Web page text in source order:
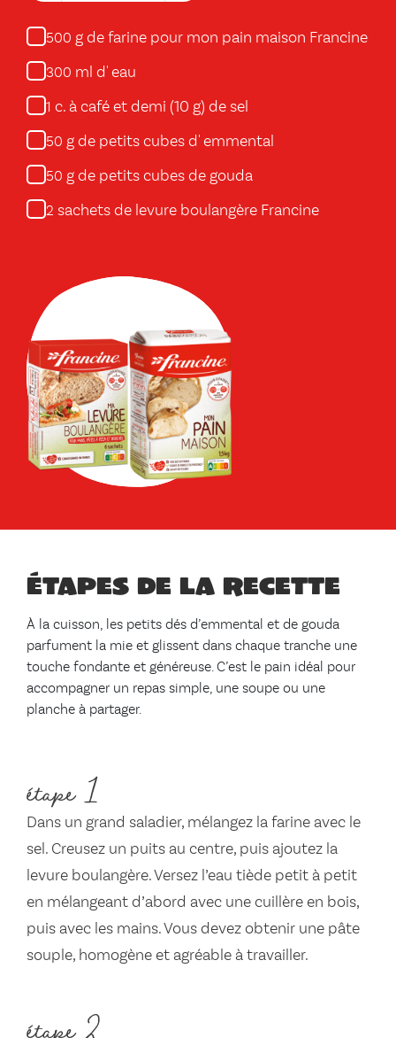
500 g de farine pour mon pain maison Francine
300 ml d' eau
1 c. à café et demi (10 g) de sel
50 g de petits cubes d' emmental
50 g de petits cubes de gouda
2 sachets de levure boulangère Francine
Étapes de la recette
À la cuisson, les petits dés d’emmental et de gouda
parfument la mie et glissent dans chaque tranche une
touche fondante et généreuse. C’est le pain idéal pour
accompagner un repas simple, une soupe ou une
planche à partager.
étape 1
Dans un grand saladier, mélangez la farine avec le
sel. Creusez un puits au centre, puis ajoutez la
levure boulangère. Versez l’eau tiède petit à petit
en mélangeant d’abord avec une cuillère en bois,
puis avec les mains. Vous devez obtenir une pâte
souple, homogène et agréable à travailler.
étape 2